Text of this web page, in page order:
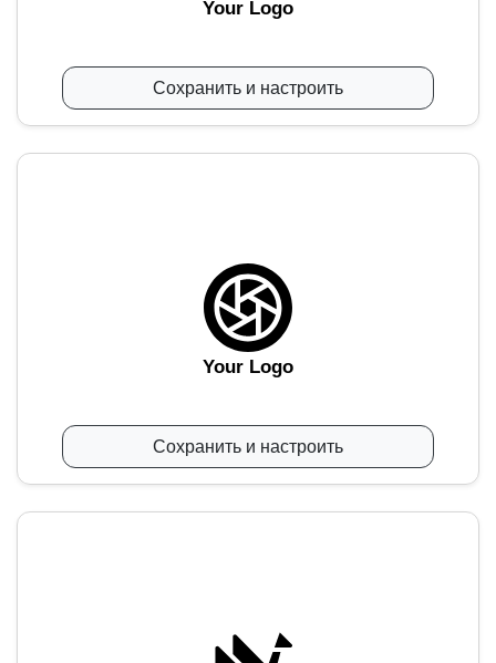
Your Logo
Сохранить и настроить
Your Logo
Сохранить и настроить